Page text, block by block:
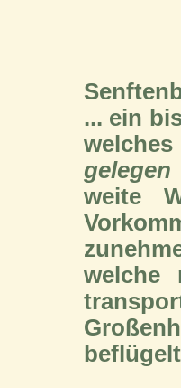
... ein
gelegen
weite
welche